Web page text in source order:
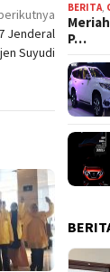
Jenderal
Suyudi
BERITA,
P…